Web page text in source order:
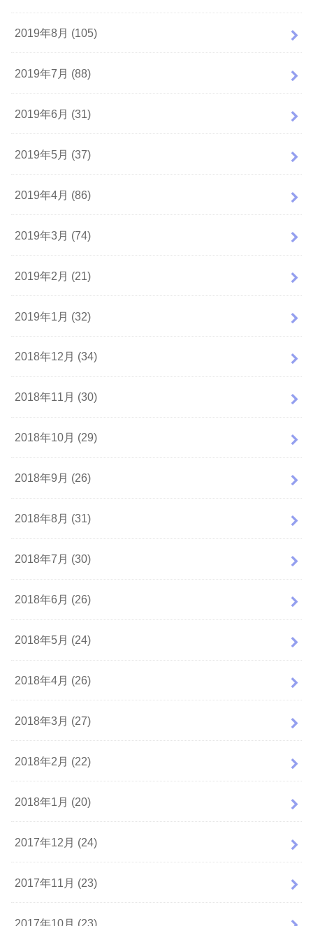
2019年8月 (105)
2019年7月 (88)
2019年6月 (31)
2019年5月 (37)
2019年4月 (86)
2019年3月 (74)
2019年2月 (21)
2019年1月 (32)
2018年12月 (34)
2018年11月 (30)
2018年10月 (29)
2018年9月 (26)
2018年8月 (31)
2018年7月 (30)
2018年6月 (26)
2018年5月 (24)
2018年4月 (26)
2018年3月 (27)
2018年2月 (22)
2018年1月 (20)
2017年12月 (24)
2017年11月 (23)
2017年10月 (23)